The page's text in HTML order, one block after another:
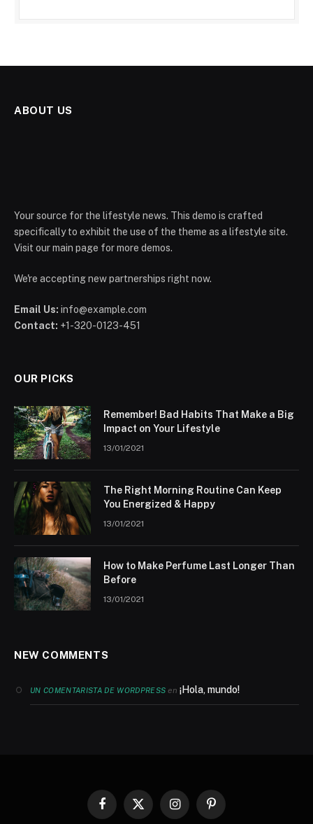
ABOUT US
Your source for the lifestyle news. This demo is crafted
specifically to exhibit the use of the theme as a lifestyle site.
Visit our main page for more demos.
We're accepting new partnerships right now.
Email Us: info@example.com
Contact: +1-320-0123-451
OUR PICKS
Remember! Bad Habits That Make a Big
Impact on Your Lifestyle
13/01/2021
The Right Morning Routine Can Keep
You Energized & Happy
13/01/2021
How to Make Perfume Last Longer Than
Before
13/01/2021
NEW COMMENTS
UN COMENTARISTA DE WORDPRESS en¡Hola, mundo!
Facebook
X
InstagramPinterest